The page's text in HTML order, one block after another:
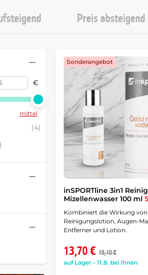
Preis absteigend
€
mittel
(4)
Sonderangebot
inSPORTline 3in1
Mizellenwasser 100 ml
Kombiniert die Wirkung von
Reinigungslotion, Augen-
Entferner und Lotion.
13,70 € 15,10 €
auf Lager – 11.8. bei Ihnen